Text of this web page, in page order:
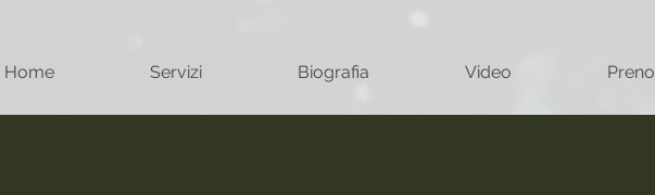
Home Servizi Biografia Video